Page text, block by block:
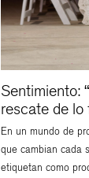
Sentimiento:
rescate de lo
En un mundo de
que cambian cada
etiquetan como